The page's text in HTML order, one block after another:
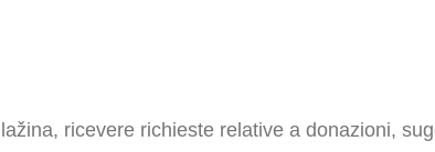
ricevere richieste relative a donazioni,